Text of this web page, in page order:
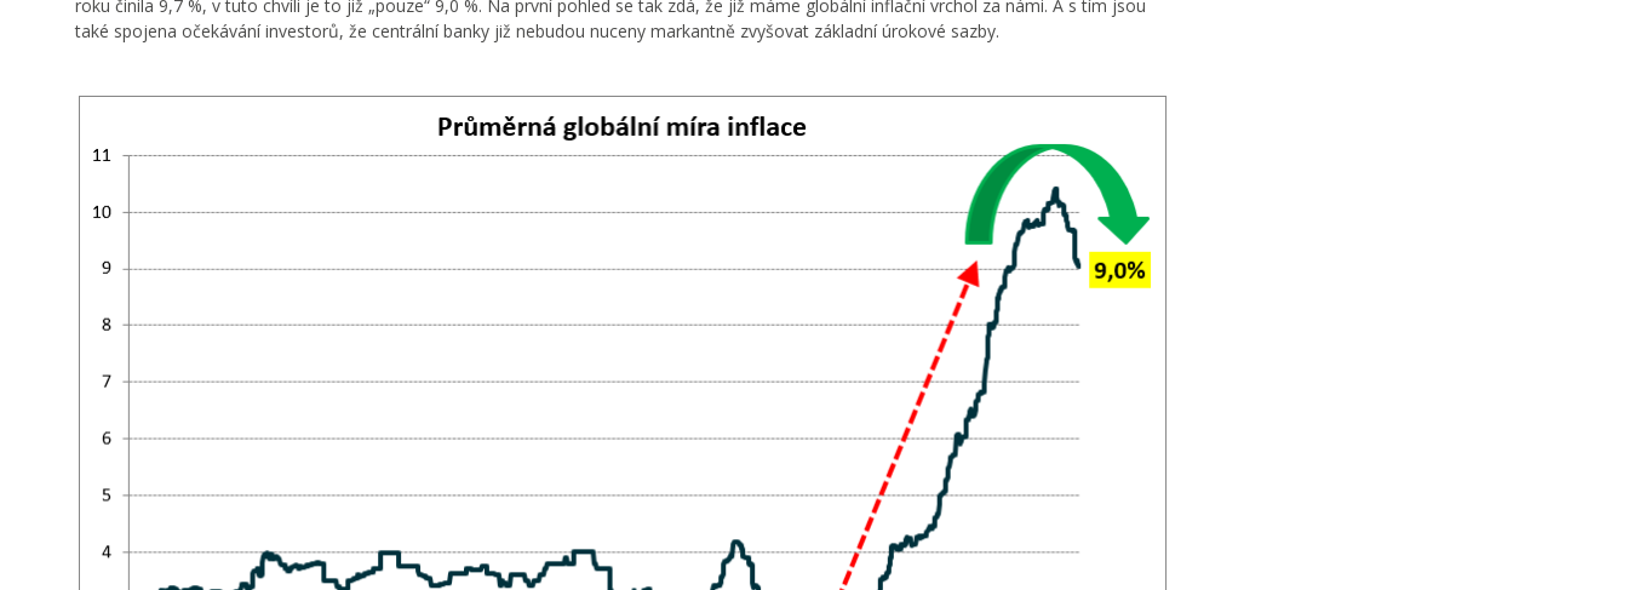
roku činila 9,7 %, v tuto chvíli je to již „pouze“ 9,0 %. Na první pohled se tak zdá, že již máme globální inflační vrchol za námi. A s tím jsou
také spojena očekávání investorů, že centrální banky již nebudou nuceny markantně zvyšovat základní úrokové sazby.